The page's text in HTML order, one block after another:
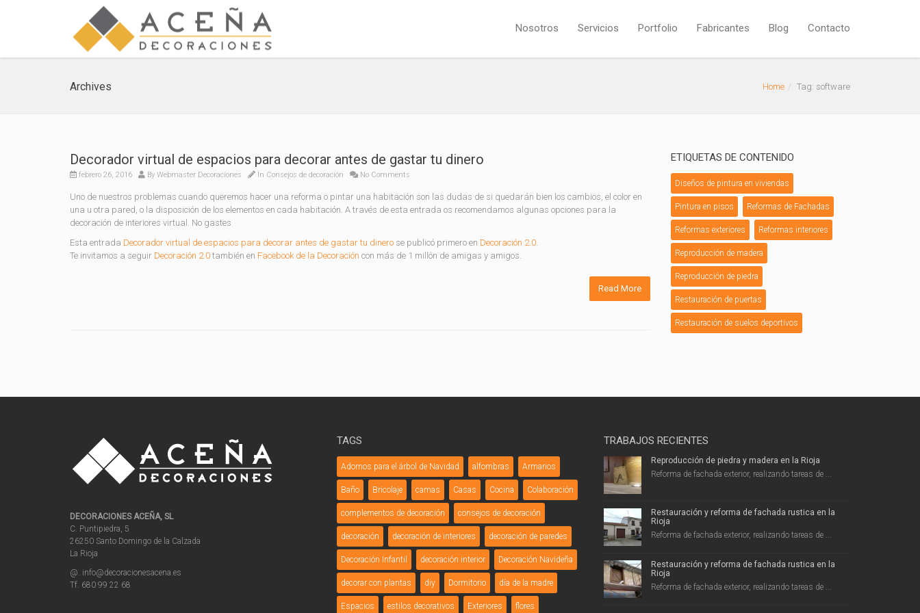
Nosotros Servicios Portfolio Fabricantes Blog Contacto
Archives Home Tag: software
Decorador virtual de espacios para decorar antes de gastar tu dinero
febrero 26, 2016 By Webmaster Decoraciones In Consejos de decoración No Comments
Uno de nuestros problemas cuando queremos hacer una reforma o pintar una habitación son las dudas de si quedarán bien los cambios, el color en
una u otra pared, o la disposición de los elementos en cada habitación. A través de esta entrada os recomendamos algunas opciones para la
decoración de interiores virtual. No gastes
Esta entrada Decorador virtual de espacios para decorar antes de gastar tu dinero se publicó primero en Decoración 2.0.
Te invitamos a seguir Decoración 2.0 también en Facebook de la Decoración con más de 1 millón de amigas y amigos.
Read More
ETIQUETAS DE CONTENIDO
Diseños de pintura en viviendas
Pintura en pisos Reformas de Fachadas
Reformas exteriores Reformas interiores
Reproducción de madera
Reproducción de piedra
Restauración de puertas
Restauración de suelos deportivos
DECORACIONES ACEÑA, SL
C. Puntipiedra, 5
26250 Santo Domingo de la Calzada
La Rioja
@. info@decoracionesacena.es
Tf. 680 99 22 68
TAGS
Adornos para el árbol de Navidad alfombras Armarios
Baño Bricolaje camas Casas Cocina Colaboración
complementos de decoración consejos de decoración
decoración decoración de interiores decoración de paredes
Decoración Infantil decoración interior Decoración Navideña
decorar con plantas diy Dormitorio día de la madre
Espacios estilos decorativos Exteriores flores
TRABAJOS RECIENTES
Reproducción de piedra y madera en la Rioja
Reforma de fachada exterior, realizando tareas de ...
Restauración y reforma de fachada rustica en la
Rioja
Reforma de fachada exterior, realizando tareas de ...
Restauración y reforma de fachada rustica en la
Rioja
Reforma de fachada exterior, realizando tareas de ...